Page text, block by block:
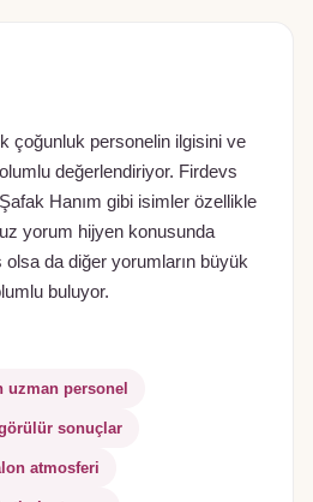
çoğunluk personelin ilgisini ve
olumlu değerlendiriyor. Firdevs
Hanım gibi isimler özellikle
yorum hijyen konusunda
olsa da diğer yorumların büyük
buluyor.
uzman personel
sonuçlar
atmosferi